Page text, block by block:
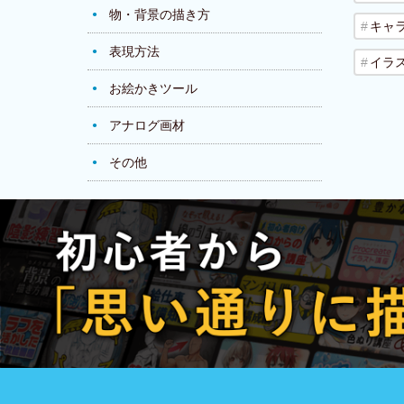
物・背景の描き方
表現方法
お絵かきツール
アナログ画材
その他
キャ
イラ